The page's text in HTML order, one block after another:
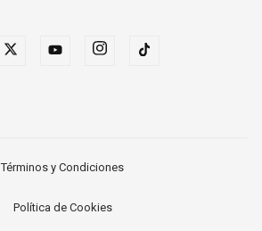
Términos y Condiciones
Política de Cookies